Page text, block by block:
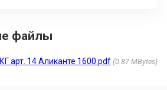
файлы
арт. 14 Аликанте 1600.pdf 0.87 MBytes